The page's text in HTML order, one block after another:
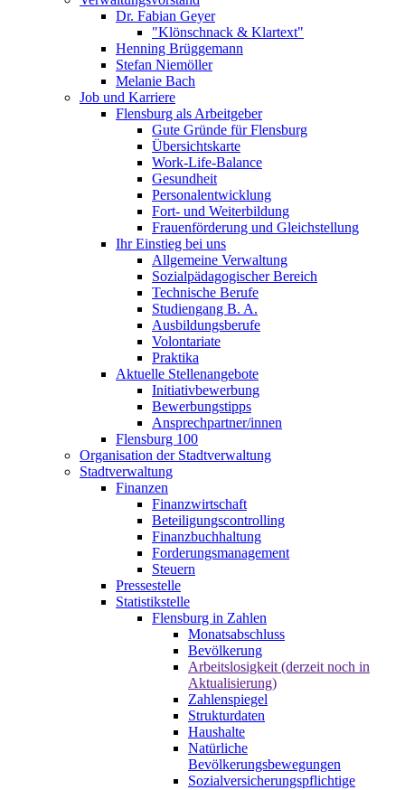
Dr. Fabian Geyer
"Klönschnack & Klartext"
Henning Brüggemann
Stefan Niemöller
Melanie Bach
Job und Karriere
Flensburg als Arbeitgeber
Gute Gründe für Flensburg
Übersichtskarte
Work-Life-Balance
Gesundheit
Personalentwicklung
Fort- und Weiterbildung
Frauenförderung und Gleichstellung
Ihr Einstieg bei uns
Allgemeine Verwaltung
Sozialpädagogischer Bereich
Technische Berufe
Studiengang B. A.
Ausbildungsberufe
Volontariate
Praktika
Aktuelle Stellenangebote
Initiativbewerbung
Bewerbungstipps
Ansprechpartner/innen
Flensburg 100
Organisation der Stadtverwaltung
Stadtverwaltung
Finanzen
Finanzwirtschaft
Beteiligungscontrolling
Finanzbuchhaltung
Forderungsmanagement
Steuern
Pressestelle
Statistikstelle
Flensburg in Zahlen
Monatsabschluss
Bevölkerung
Arbeitslosigkeit (derzeit noch in
Aktualisierung)
Zahlenspiegel
Strukturdaten
Haushalte
Natürliche
Bevölkerungsbewegungen
Sozialversicherungspflichtige